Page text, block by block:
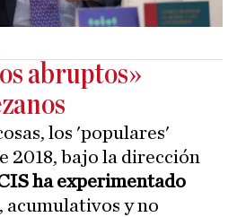
abruptos»
los 'populares'
2018, bajo la dirección
ha experimentado
, acumulativos y no